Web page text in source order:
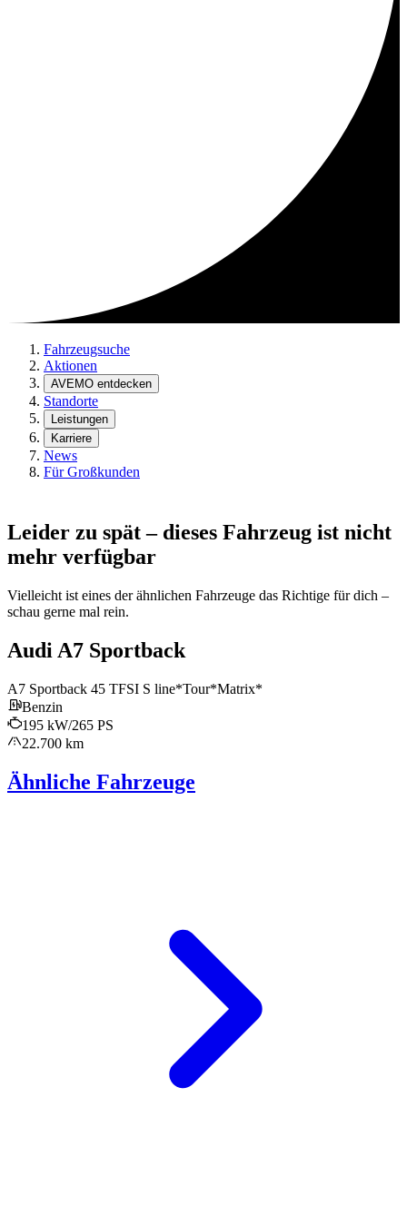
Fahrzeugsuche
Aktionen
AVEMO entdecken
Standorte
Leistungen
Karriere
News
Für Großkunden
Leider zu spät – dieses Fahrzeug ist nicht
mehr verfügbar
Vielleicht ist eines der ähnlichen Fahrzeuge das Richtige für dich –
schau gerne mal rein.
Audi A7 Sportback
A7 Sportback 45 TFSI S line*Tour*Matrix*
Benzin
195 kW/265 PS
22.700 km
Ähnliche Fahrzeuge